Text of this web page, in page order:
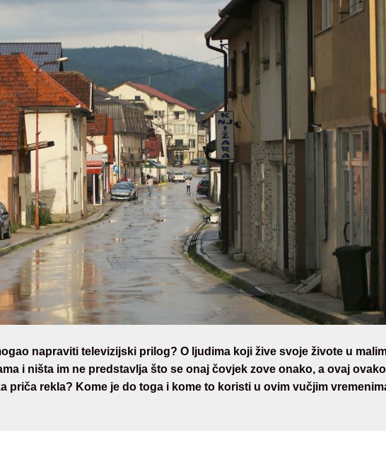
napraviti televizijski prilog? O ljudima koji žive svoje živote u
i ništa im ne predstavlja što se onaj čovjek zove onako, a ovaj
priča rekla? Kome je do toga i kome to koristi u ovim vučjim